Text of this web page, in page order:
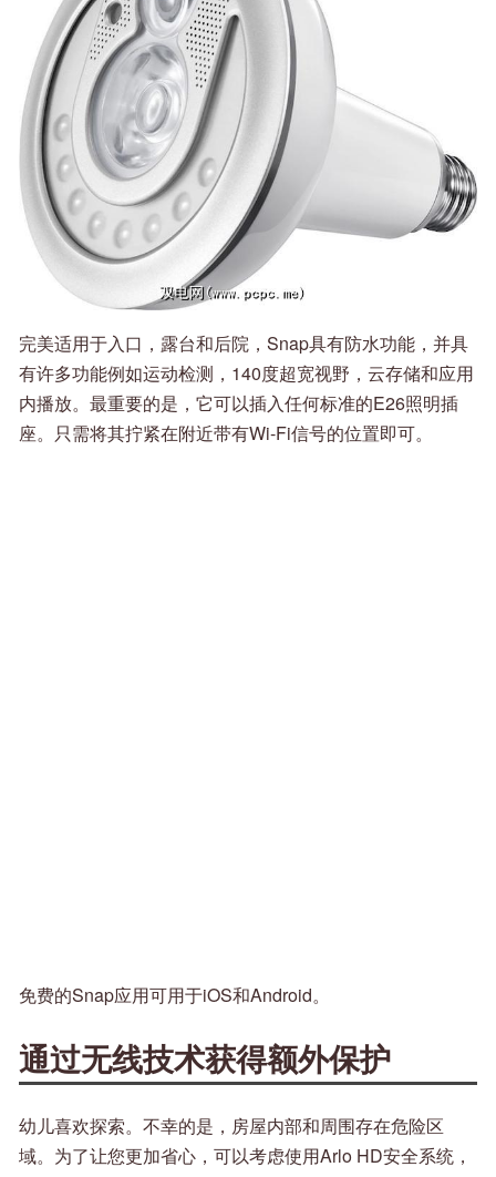
完美适用于入口，露台和后院，Snap具有防水功能，并具
有许多功能例如运动检测，140度超宽视野，云存储和应用
内播放。最重要的是，它可以插入任何标准的E26照明插
座。只需将其拧紧在附近带有Wi-Fi信号的位置即可。
免费的Snap应用可用于iOS和Android。
通过无线技术获得额外保护
幼儿喜欢探索。不幸的是，房屋内部和周围存在危险区
域。为了让您更加省心，可以考虑使用Arlo HD安全系统，